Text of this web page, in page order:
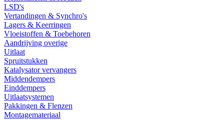
LSD's
Vertandingen & Synchro's
Lagers & Keerringen
Vloeistoffen & Toebehoren
Aandrijving overige
Uitlaat
Spruitstukken
Katalysator vervangers
Middendempers
Einddempers
Uitlaatsystemen
Pakkingen & Flenzen
Montagemateriaal